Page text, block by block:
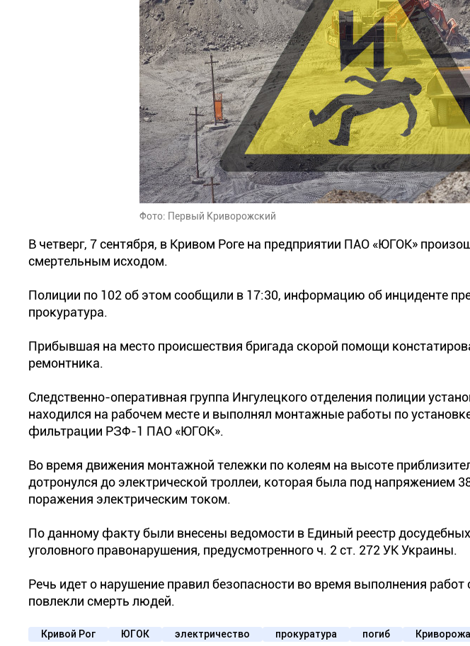
Фото: Первый Криворожский
В четверг, 7 сентября, в Кривом Роге на предприятии ПАО «ЮГОК»
смертельным исходом.
Полиции по 102 об этом сообщили в 17:30, информацию об инциденте
прокуратура.
Прибывшая на место происшествия бригада скорой помощи
ремонтника.
Следственно-оперативная группа Ингулецкого отделения полиции
находился на рабочем месте и выполнял монтажные работы по
фильтрации РЗФ-1 ПАО «ЮГОК».
Во время движения монтажной тележки по колеям на высоте
дотронулся до электрической троллеи, которая была под напряжением
поражения электрическим током.
По данному факту были внесены ведомости в Единый реестр
уголовного правонарушения, предусмотренного ч. 2 ст. 272 УК Украины.
Речь идет о нарушение правил безопасности во время выполнения
повлекли смерть людей.
Кривой Рог ЮГОК электричество прокуратура погиб